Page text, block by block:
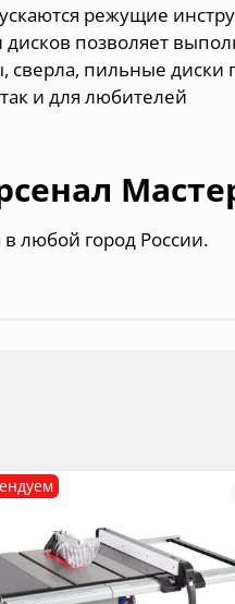
режущие
дисков позволяет
сверла, пильные
и для любителей
любой город России.